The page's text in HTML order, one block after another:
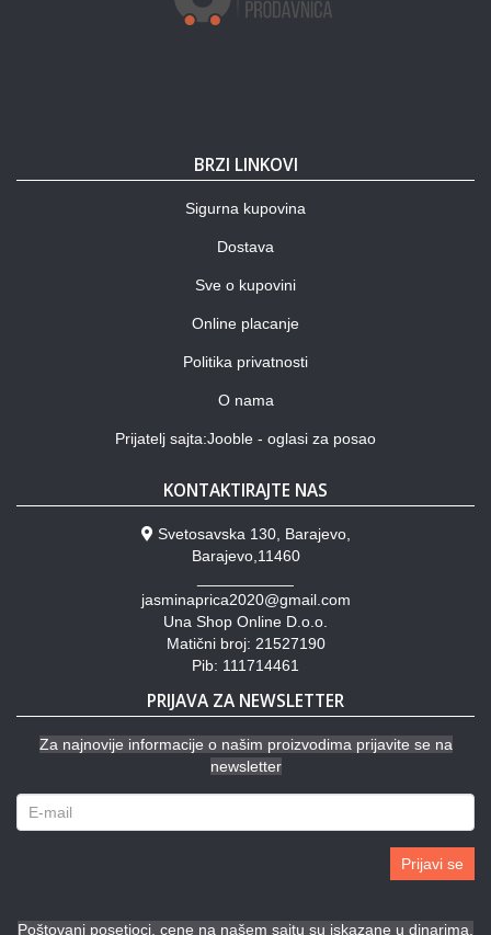
BRZI LINKOVI
Sigurna kupovina
Dostava
Sve o kupovini
Online placanje
Politika privatnosti
O nama
Prijatelj sajta:Jooble - oglasi za posao
KONTAKTIRAJTE NAS
Svetosavska 130, Barajevo,
Barajevo,11460
jasminaprica2020@gmail.com
Una Shop Online D.o.o.
Matični broj: 21527190
Pib: 111714461
PRIJAVA ZA NEWSLETTER
Za najnovije informacije o našim proizvodima prijavite se na
newsletter
Prijavi se
Poštovani posetioci, cene na našem sajtu su iskazane u dinarima.